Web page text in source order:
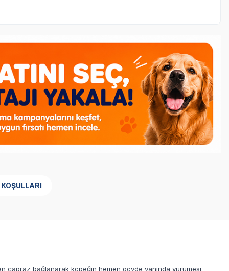
çapraz bağlanarak köpeğin hemen gövde yanında yürümesi